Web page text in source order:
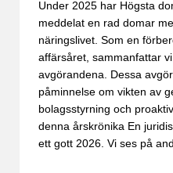
Under 2025 har Högsta
meddelat en rad domar
näringslivet. Som en
affärsåret, sammanfattar
avgörandena. Dessa
påminnelse om vikten av
bolagsstyrning och
denna årskrönika En
ett gott 2026. Vi ses på